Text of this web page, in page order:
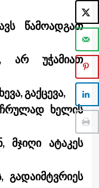
წამოადგათ
არ უჭამიათ
გაქცევა,
ხელის
მჯიღი ატაკეს
გადაიმტვრიეს